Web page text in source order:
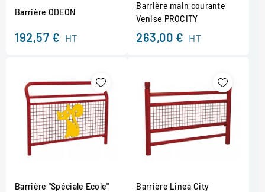
Barrière ODEON
192,57 € HT
Barrière main courante
Venise PROCITY
263,00 € HT
Barrière "Spéciale Ecole"
Barrière Linea City